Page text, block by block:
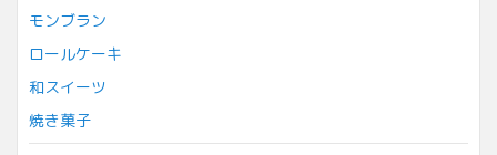
モンブラン
ロールケーキ
和スイーツ
焼き菓子